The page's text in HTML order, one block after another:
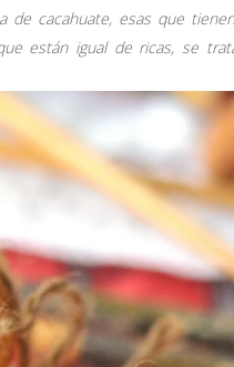
de cacahuate, esas que
están igual de ricas, se